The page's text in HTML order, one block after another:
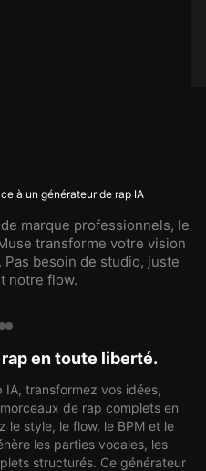
à un générateur de rap IA
marque professionnels, le
transforme votre vision
besoin de studio, juste
notre flow.
en toute liberté.
transformez vos idées,
de rap complets en
le style, le flow, le BPM et le
les parties vocales, les
structurés. Ce générateur